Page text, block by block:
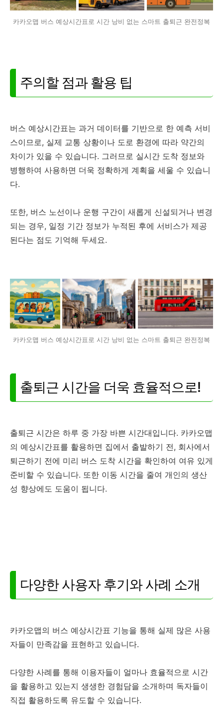
카카오맵 버스 예상시간표로 시간 낭비 없는 스마트 출퇴근 완전정복
주의할 점과 활용 팁
버스 예상시간표는 과거 데이터를 기반으로 한 예측 서비
스이므로, 실제 교통 상황이나 도로 환경에 따라 약간의
차이가 있을 수 있습니다. 그러므로 실시간 도착 정보와
병행하여 사용하면 더욱 정확하게 계획을 세울 수 있습니
다.
또한, 버스 노선이나 운행 구간이 새롭게 신설되거나 변경
되는 경우, 일정 기간 정보가 누적된 후에 서비스가 제공
된다는 점도 기억해 두세요.
카카오맵 버스 예상시간표로 시간 낭비 없는 스마트 출퇴근 완전정복
출퇴근 시간을 더욱 효율적으로!
출퇴근 시간은 하루 중 가장 바쁜 시간대입니다. 카카오맵
의 예상시간표를 활용하면 집에서 출발하기 전, 회사에서
퇴근하기 전에 미리 버스 도착 시간을 확인하여 여유 있게
준비할 수 있습니다. 또한 이동 시간을 줄여 개인의 생산
성 향상에도 도움이 됩니다.
다양한 사용자 후기와 사례 소개
카카오맵의 버스 예상시간표 기능을 통해 실제 많은 사용
자들이 만족감을 표현하고 있습니다.
다양한 사례를 통해 이용자들이 얼마나 효율적으로 시간
을 활용하고 있는지 생생한 경험담을 소개하며 독자들이
직접 활용하도록 유도할 수 있습니다.